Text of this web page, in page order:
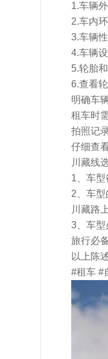
1.车辆
2.车内
3.车辆
4.车辆
5.轮胎
6.查看
明确车
租车时
拍照记
仔细查
川藏线
1、车型
2、车型
川藏路
3、车型
旅行必
以上陈
#租车 #